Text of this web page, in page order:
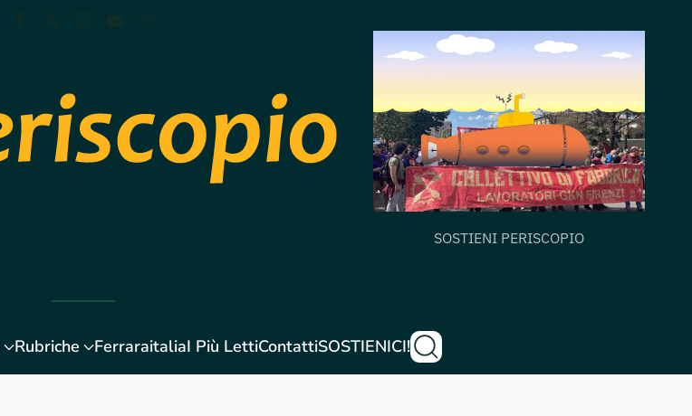
SOSTIENI PERISCOPIO
Rubriche FerraraitaliaI Più LettiContattiSOSTIENICI!